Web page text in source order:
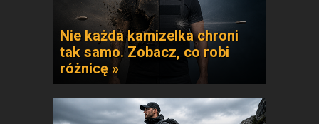
Nie każda kamizelka chroni
tak samo. Zobacz, co robi
różnicę »